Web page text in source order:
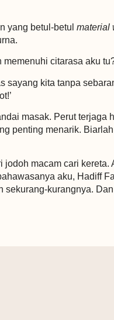
yang betul-betul material
citarasa aku
kita tanpa
masak. Perut
penting menarik.
macam cari kereta.
aku, Hadiff
kurangnya.